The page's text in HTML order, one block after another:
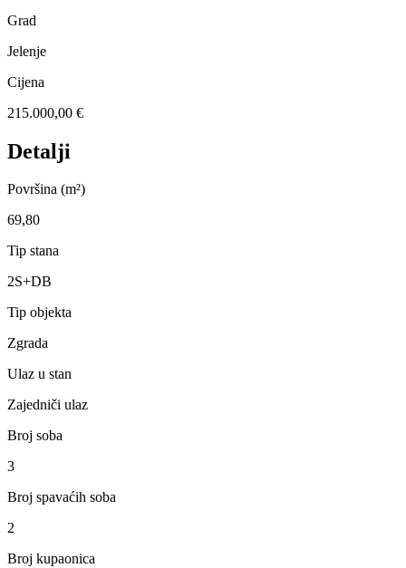
Grad
Jelenje
Cijena
215.000,00 €
Detalji
Površina (m²)
69,80
Tip stana
2S+DB
Tip objekta
Zgrada
Ulaz u stan
Zajedniči ulaz
Broj soba
3
Broj spavaćih soba
2
Broj kupaonica